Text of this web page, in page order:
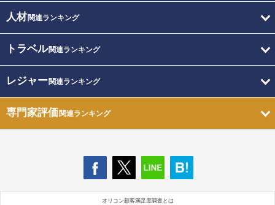
人材関連ランキング
トラベル関連ランキング
レジャー関連ランキング
専門家評価関連ランキング
オリコン顧客満足度調査とは